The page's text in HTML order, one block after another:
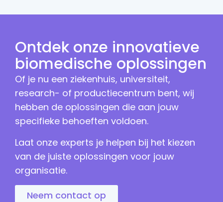
Ontdek onze innovatieve
biomedische oplossingen
Of je nu een ziekenhuis, universiteit,
research- of productiecentrum bent, wij
hebben de oplossingen die aan jouw
specifieke behoeften voldoen.
Laat onze experts je helpen bij het kiezen
van de juiste oplossingen voor jouw
organisatie.
Neem contact op